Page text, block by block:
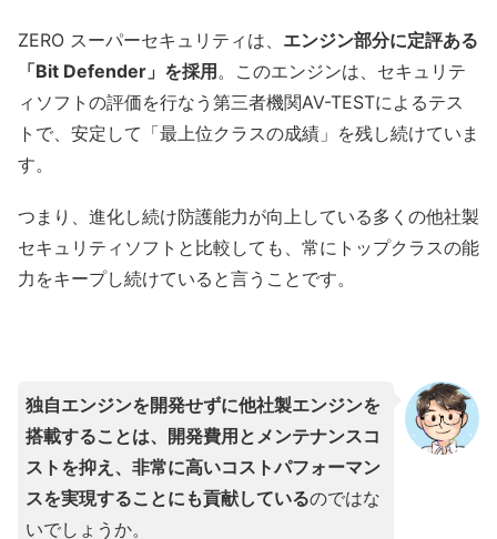
ZERO スーパーセキュリティは、 エンジン部分に定評ある
「Bit Defender」を採用。このエンジンは、セキュリテ
ィソフトの評価を行なう第三者機関AV-TESTによるテス
トで、安定して「最上位クラスの成績」を残し続けていま
す。
つまり、進化し続け防護能力が向上している多くの他社製
セキュリティソフトと比較しても、常にトップクラスの能
力をキープし続けていると言うことです。
独自エンジンを開発せずに他社製エンジンを
搭載することは、開発費用とメンテナンスコ
ストを抑え、非常に高いコストパフォーマン
スを実現することにも貢献しているのではな
いでしょうか。